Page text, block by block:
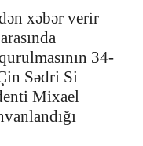
xəbər verir
34-
Sədri Si
Mixael